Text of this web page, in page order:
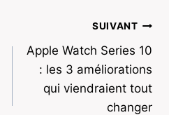
SUIVANT
Apple Watch Series 10
: les 3 améliorations
qui viendraient tout
changer